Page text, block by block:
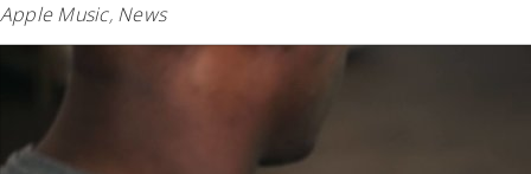
Apple Music, News